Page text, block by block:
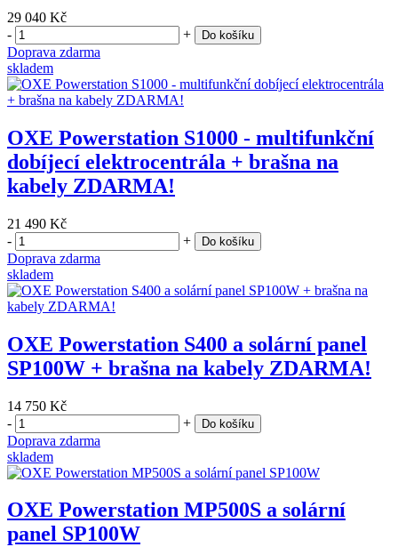
29 040 Kč
-
+ Do košíku
Doprava zdarma
skladem
OXE Powerstation S1000 - multifunkční
dobíjecí elektrocentrála + brašna na
kabely ZDARMA!
21 490 Kč
-
+ Do košíku
Doprava zdarma
skladem
OXE Powerstation S400 a solární panel
SP100W + brašna na kabely ZDARMA!
14 750 Kč
-
+ Do košíku
Doprava zdarma
skladem
OXE Powerstation MP500S a solární
panel SP100W